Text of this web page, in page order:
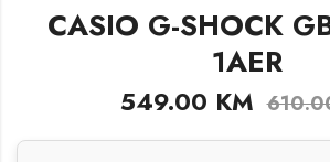
CASIO G-SHOCK
1AER
549.00 KM